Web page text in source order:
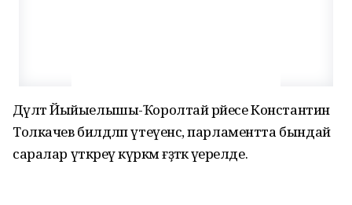
Дәүләт Йыйыелышы-Ҡоролтай рәйесе Константин
Толкачев билдәләп үтеүенсә, парламентта бындай
саралар үткәреү күркәм ғәҙәткә әүерелде.